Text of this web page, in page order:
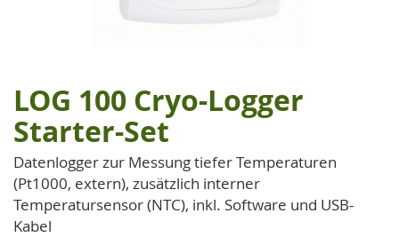
Zum
Anfang
der
Bildgalerie
springen
LOG 100 Cryo-Logger
Starter-Set
Datenlogger zur Messung tiefer Temperaturen
(Pt1000, extern), zusätzlich interner
Temperatursensor (NTC), inkl. Software und USB-
Kabel